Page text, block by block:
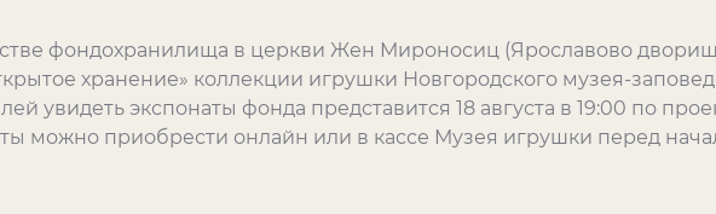
фондохранилища в церкви Жен Мироносиц (Ярославово
хранение» коллекции игрушки Новгородского музея-
увидеть экспонаты фонда представится 18 августа в 19:00 по
можно приобрести онлайн или в кассе Музея игрушки перед